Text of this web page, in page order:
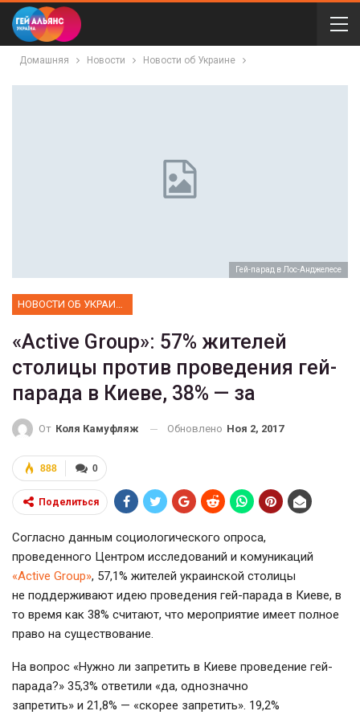
Домашняя Новости Новости об Украине
Гей-парад в Лос-Анджелесе
«Active Group»: 57% жителей
столицы против проведения гей-
парада в Киеве, 38% — за
От Коля Камуфляж Обновлено Ноя 2, 2017
0
888
Поделиться
Согласно данным социологического опроса,
проведенного Центром исследований и комуникаций
«Active Group», 57,1% жителей украинской столицы
не поддерживают идею проведения гей-парада в Киеве, в
то время как 38% считают, что мероприятие имеет полное
право на существование.
На вопрос «Нужно ли запретить в Киеве проведение гей-
парада?» 35,3% ответили «да, однозначно
запретить» и 21,8% — «скорее запретить». 19,2%